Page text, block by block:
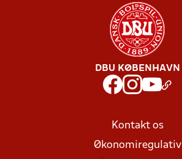
DBU KØBENHAVN
Kontakt os
Økonomiregulativ